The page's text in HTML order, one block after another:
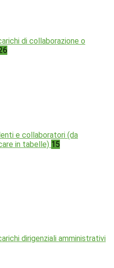
di collaborazione o
e collaboratori (da
in tabelle) 15
dirigenziali amministrativi